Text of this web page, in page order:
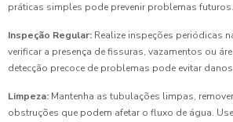
práticas simples pode prevenir problemas futuros.
Inspeção Regular: Realize inspeções periódicas
verificar a presença de fissuras, vazamentos ou
detecção precoce de problemas pode evitar
Limpeza: Mantenha as tubulações limpas,
obstruções que podem afetar o fluxo de água.